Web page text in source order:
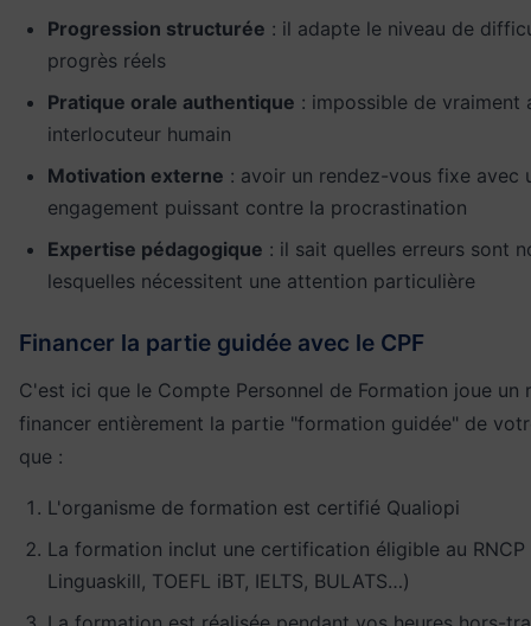
Progression structurée : il adapte le niveau de
progrès réels
Pratique orale authentique : impossible de vraiment
interlocuteur humain
Motivation externe : avoir un rendez-vous fixe avec
engagement puissant contre la procrastination
Expertise pédagogique : il sait quelles erreurs sont
lesquelles nécessitent une attention particulière
Financer la partie guidée avec le CPF
C'est ici que le Compte Personnel de Formation joue un
financer entièrement la partie "formation guidée" de
que :
L'organisme de formation est certifié Qualiopi
La formation inclut une certification éligible au RNCP
Linguaskill, TOEFL iBT, IELTS, BULATS…)